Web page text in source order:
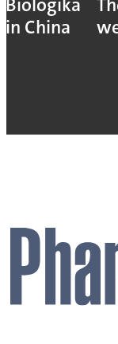
Biologika
in China